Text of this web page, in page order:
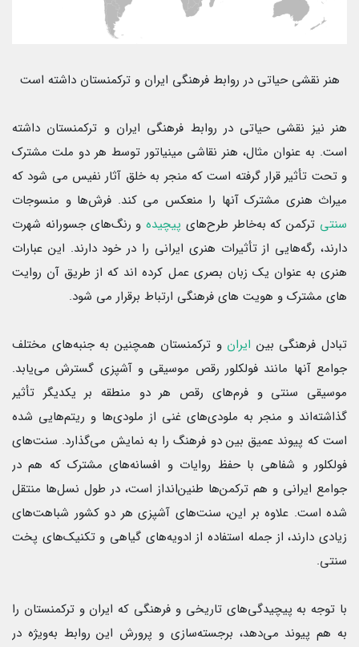
هنر نقشی حیاتی در روابط فرهنگی ایران و ترکمنستان داشته است
هنر نیز نقشی حیاتی در روابط فرهنگی ایران و ترکمنستان داشته
است. به عنوان مثال، هنر نقاشی مینیاتور توسط هر دو ملت مشترک
و تحت تأثیر قرار گرفته است که منجر به خلق آثار نفیس می شود که
میراث هنری مشترک آنها را منعکس می کند. فرش‌ها و منسوجات
سنتی ترکمن که به‌خاطر طرح‌های پیچیدهو رنگ‌های جسورانه شهرت
دارند، رگه‌هایی از تأثیرات هنری ایرانی را در خود دارند. این عبارات
هنری به عنوان یک زبان بصری عمل کرده اند که از طریق آن روایت
های مشترک و هویت های فرهنگی ارتباط برقرار می شود.
تبادل فرهنگی بین ایران و ترکمنستان همچنین به جنبه‌های مختلف
جوامع آنها مانند فولکلور رقص موسیقی و آشپزی گسترش می‌یابد.
موسیقی سنتی و فرم‌های رقص هر دو منطقه بر یکدیگر تأثیر
گذاشته‌اند و منجر به ملودی‌های غنی از ملودی‌ها و ریتم‌هایی شده
است که پیوند عمیق بین دو فرهنگ را به نمایش می‌گذارد. سنت‌های
فولکلور و شفاهی با حفظ روایات و افسانه‌های مشترک که هم در
جوامع ایرانی و هم ترکمن‌ها طنین‌انداز است، در طول نسل‌ها منتقل
شده است. علاوه بر این، سنت‌های آشپزی هر دو کشور شباهت‌های
زیادی دارند، از جمله استفاده از ادویه‌های گیاهی و تکنیک‌های پخت
سنتی.
با توجه به پیچیدگی‌های تاریخی و فرهنگی که ایران و ترکمنستان را
به هم پیوند می‌دهد، برجسته‌سازی و پرورش این روابط به‌ویژه در